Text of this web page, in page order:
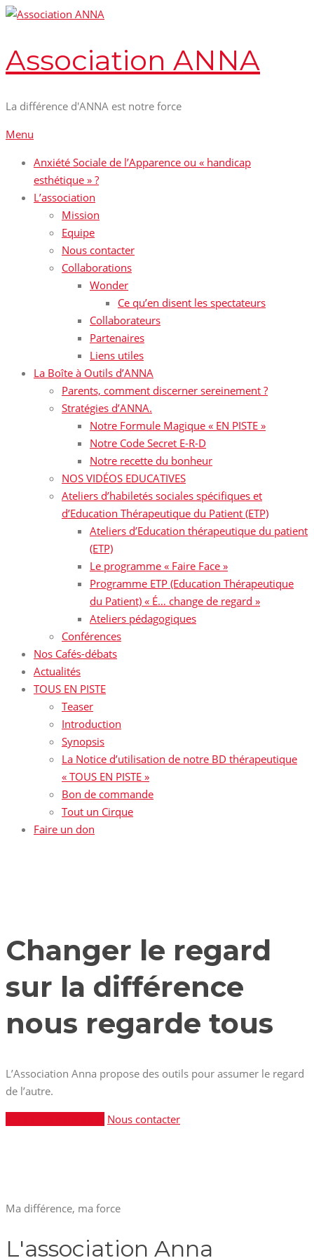
Aller
contenu
Association ANNA
La différence d'ANNA est notre force
Menu
Anxiété Sociale de l’Apparence ou « handicap
esthétique » ?
L’association
Mission
Equipe
Nous contacter
Collaborations
Wonder
Ce qu’en disent les spectateurs
Collaborateurs
Partenaires
Liens utiles
La Boîte à Outils d’ANNA
Parents, comment discerner sereinement ?
Stratégies d’ANNA.
Notre Formule Magique « EN PISTE »
Notre Code Secret E-R-D
Notre recette du bonheur
NOS VIDÉOS EDUCATIVES
Ateliers d’habiletés sociales spécifiques et
d’Education Thérapeutique du Patient (ETP)
Ateliers d’Education thérapeutique du patient
(ETP)
Le programme « Faire Face »
Programme ETP (Education Thérapeutique
du Patient) « É… change de regard »
Ateliers pédagogiques
Conférences
Nos Cafés-débats
Actualités
TOUS EN PISTE
Teaser
Introduction
Synopsis
La Notice d’utilisation de notre BD thérapeutique
« TOUS EN PISTE »
Bon de commande
Tout un Cirque
Faire un don
Changer le regard
sur la différence
nous regarde tous
L’Association Anna propose des outils pour assumer le regard
de l’autre.
Nous contacter
Ma différence, ma force
L'association Anna